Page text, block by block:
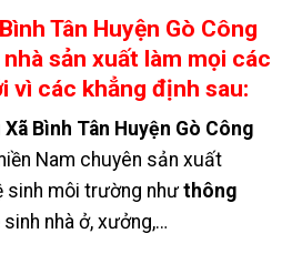
Tân Huyện Gò Công
sản xuất làm mọi các
vì các khẳng định sau:
Xã Bình Tân Huyện Gò Công
Nam chuyên sản xuất
sinh môi trường nhưthông
sinh nhà ở, xưởng,…